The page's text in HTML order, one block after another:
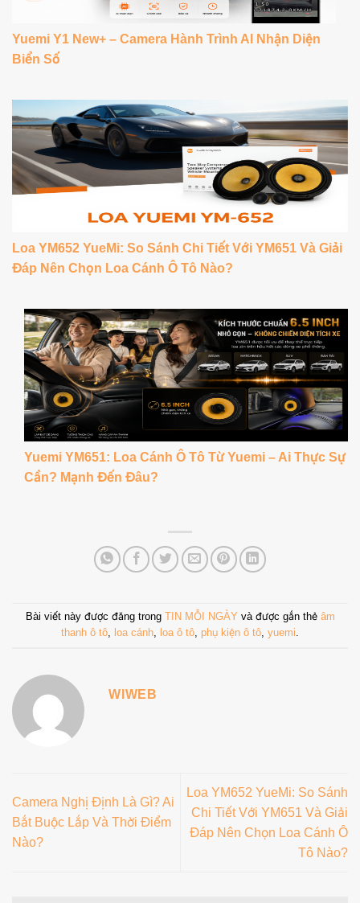
Yuemi Y1 New+ – Camera Hành Trình AI Nhận Diện
Biển Số
Loa YM652 YueMi: So Sánh Chi Tiết Với YM651 Và Giải
Đáp Nên Chọn Loa Cánh Ô Tô Nào?
Yuemi YM651: Loa Cánh Ô Tô Từ Yuemi – Ai Thực Sự
Cần? Mạnh Đến Đâu?
Bài viết này được đăng trong TIN MỖI NGÀY và được gắn thẻ âm
thanh ô tô
loa cánh loa ô tô phụ kiện ô tô yuemi
WIWEB
Camera Nghị Định Là Gì? Ai
Bắt Buộc Lắp Và Thời Điểm
Nào?
Loa YM652 YueMi: So Sánh
Chi Tiết Với YM651 Và Giải
Đáp Nên Chọn Loa Cánh Ô
Tô Nào?